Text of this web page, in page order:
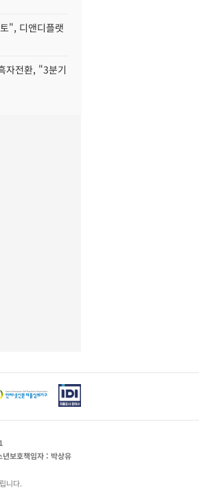
", 디앤디플랫
자전환, "3분기
년보호책임자 : 박상유
니다.